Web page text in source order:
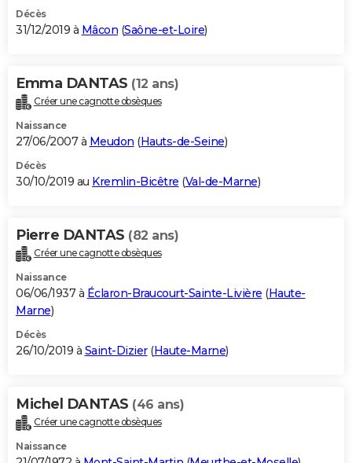
Décès
31/12/2019 à Mâcon (Saône-et-Loire)
Emma DANTAS (12 ans)
Créer une cagnotte obsèques
Naissance
27/06/2007 à Meudon (Hauts-de-Seine)
Décès
30/10/2019 au Kremlin-Bicêtre (Val-de-Marne)
Pierre DANTAS (82 ans)
Créer une cagnotte obsèques
Naissance
06/06/1937 à Éclaron-Braucourt-Sainte-Livière (Haute-
Marne)
Décès
26/10/2019 à Saint-Dizier(Haute-Marne)
Michel DANTAS (46 ans)
Créer une cagnotte obsèques
Naissance